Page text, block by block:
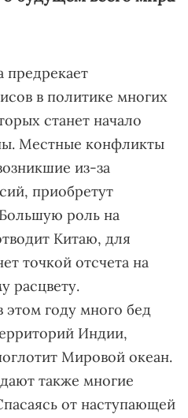
предрекает
в политике многих
станет начало
Местные конфликты
из-за
приобретут
роль на
Китаю, для
точкой отсчета на
расцвету.
этом году много бед
Индии,
Мировой океан.
также многие
от наступающей